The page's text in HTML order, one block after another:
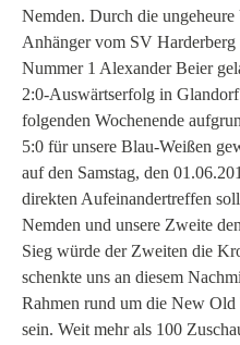
Nemden. Durch die
Anhänger vom SV
Nummer 1 Alexander Beier
2:0-Auswärtserfolg in
folgenden Wochenende
5:0 für unsere Blau-Weißen
auf den Samstag, den
direkten Aufeinandertreffen
Nemden und unsere Zweite
Sieg würde der Zweiten die
schenkte uns an diesem
Rahmen rund um die New
sein. Weit mehr als 100